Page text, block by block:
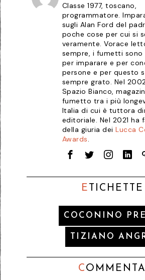
Classe 1977, toscano,
programmatore.
sugli Alan Ford del
poche cose per cui si
veramente. Vorace
sempre, i fumetti
per imparare e per
persone e per questo
sempre grato. Nel
Spazio Bianco,
fumetto tra i più
Italia di cui è tuttora
editoriale. Nel 2021 ha
della giuria deiLucca
Awards.
E TICHETTE
COCONINO
TIZIANO
C OMMENTA